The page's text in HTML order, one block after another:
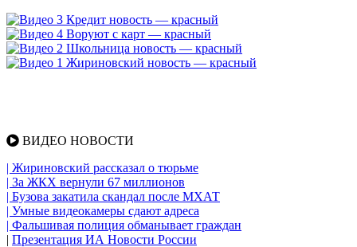
ВИДЕО НОВОСТИ
| Жириновский рассказал о тюрьме
| За ЖКХ вернули 67 миллионов
| Бузова закатила скандал после МХАТ
| Умные видеокамеры сдают адреса
| Фальшивая полиция обманывает граждан
| Презентация ИА Новости России